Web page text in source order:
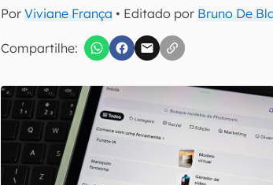
PorViviane França • Editado por Bruno De
Compartilhe:
Confirmo que li, aceito e concordo com os